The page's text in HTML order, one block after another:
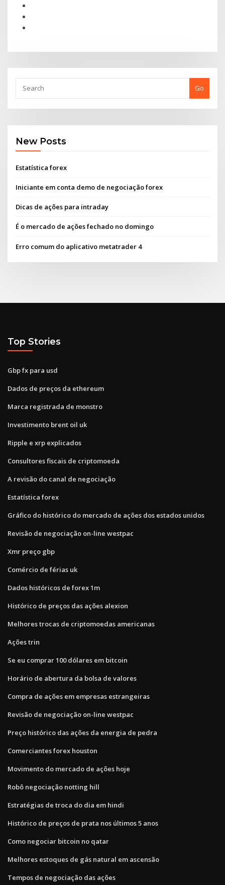
Go
New Posts
Estatística forex
Iniciante em conta demo de negociação forex
Dicas de ações para intraday
É o mercado de ações fechado no domingo
Erro comum do aplicativo metatrader 4
Top Stories
Gbp fx para usd
Dados de preços da ethereum
Marca registrada de monstro
Investimento brent oil uk
Ripple e xrp explicados
Consultores fiscais de criptomoeda
A revisão do canal de negociação
Estatística forex
Gráfico do histórico do mercado de ações dos estados unidos
Revisão de negociação on-line westpac
Xmr preço gbp
Comércio de férias uk
Dados históricos de forex 1m
Histórico de preços das ações alexion
Melhores trocas de criptomoedas americanas
Ações trin
Se eu comprar 100 dólares em bitcoin
Horário de abertura da bolsa de valores
Compra de ações em empresas estrangeiras
Revisão de negociação on-line westpac
Preço histórico das ações da energia de pedra
Comerciantes forex houston
Movimento do mercado de ações hoje
Robô negociação notting hill
Estratégias de troca do dia em hindi
Histórico de preços de prata nos últimos 5 anos
Como negociar bitcoin no qatar
Melhores estoques de gás natural em ascensão
Tempos de negociação das ações